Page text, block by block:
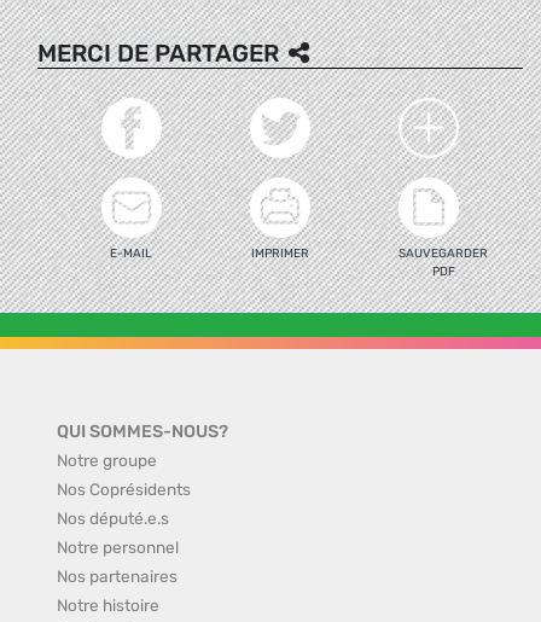
MERCI DE PARTAGER
E-MAIL IMPRIMER
SAUVEGARDER
PDF
QUI SOMMES-NOUS?
Notre groupe
Nos Coprésidents
Nos député.e.s
Notre personnel
Nos partenaires
Notre histoire